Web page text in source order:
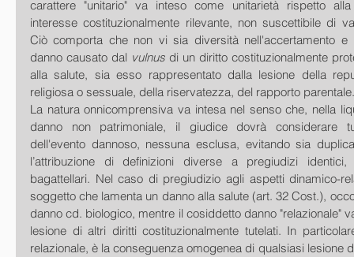
carattere "unitario" va inteso come unitarietà rispetto
interesse costituzionalmente rilevante, non suscettibile di
Ciò comporta che non vi sia diversità nell'accertamento e
danno causato dal vulnus di un diritto costituzionalmente
alla salute, sia esso rappresentato dalla lesione della
religiosa o sessuale, della riservatezza, del rapporto parentale.
La natura onnicomprensiva va intesa nel senso che, nella
danno non patrimoniale, il giudice dovrà considerare
dell'evento dannoso, nessuna esclusa, evitando sia
l’attribuzione di definizioni diverse a pregiudizi
bagattellari. Nel caso di pregiudizio agli aspetti dinamico-
soggetto che lamenta un danno alla salute (art. 32 Cost.),
danno cd. biologico, mentre il cosiddetto danno "relazionale"
lesione di altri diritti costituzionalmente tutelati. In
relazionale, è la conseguenza omogenea di qualsiasi lesione